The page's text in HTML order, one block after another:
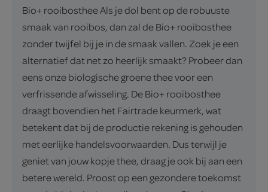
Bio+ rooibosthee Als je dol bent op de robuuste
smaak van rooibos, dan zal de Bio+ rooibosthee
zonder twijfel bij je in de smaak vallen. Zoek je een
alternatief dat net zo heerlijk smaakt? Probeer dan
eens onze biologische groene thee voor een
verfrissende afwisseling. De Bio+ rooibosthee
draagt bovendien het Fairtrade keurmerk, wat
betekent dat bij de productie rekening is gehouden
met eerlijke handelsvoorwaarden. Dus terwijl je
geniet van jouw kopje thee, draag je ook bij aan een
betere wereld. Proost op een gezondere toekomst